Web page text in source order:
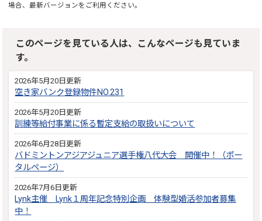
場合、最新バージョンをご利用ください。
このページを見ている人は、こんなページも見ていま
す。
2026年5月20日更新
空き家バンク登録物件NO.231
2026年5月20日更新
訓練等給付事業に係る暫定支給の取扱いについて
2026年6月28日更新
バドミントンアジアジュニア選手権八代大会 開催中！（ポー
タルページ）
2026年7月6日更新
Lynk主催 Lynk１周年記念特別企画 体験型婚活参加者募集
中！